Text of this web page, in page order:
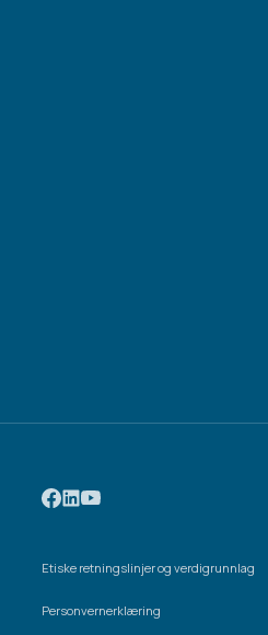
Etiske retningslinjer og verdigrunnlag
Personvernerklæring